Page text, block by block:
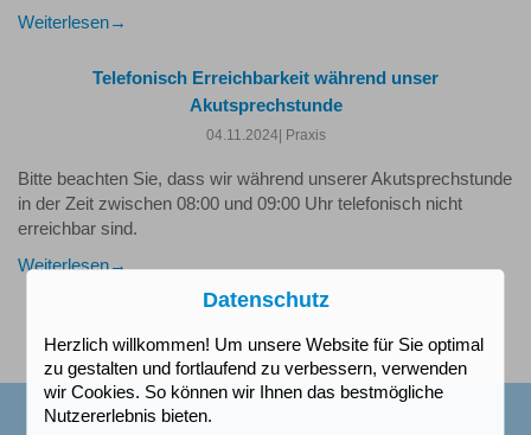
Weiterlesen
Telefonisch Erreichbarkeit während unser
Akutsprechstunde
04.11.2024| Praxis
Bitte beachten Sie, dass wir während unserer Akutsprechstunde
in der Zeit zwischen 08:00 und 09:00 Uhr telefonisch nicht
erreichbar sind.
Weiterlesen
1 2 >
Datenschutz
Herzlich willkommen! Um unsere Website für Sie optimal
zu gestalten und fortlaufend zu verbessern, verwenden
wir Cookies. So können wir Ihnen das bestmögliche
Nutzererlebnis bieten.